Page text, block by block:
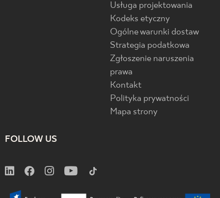
Usługa projektowania
Kodeks etyczny
Ogólne warunki dostaw
Strategia podatkowa
Zgłoszenie naruszenia
prawa
Kontakt
Polityka prywatności
Mapa strony
FOLLOW US